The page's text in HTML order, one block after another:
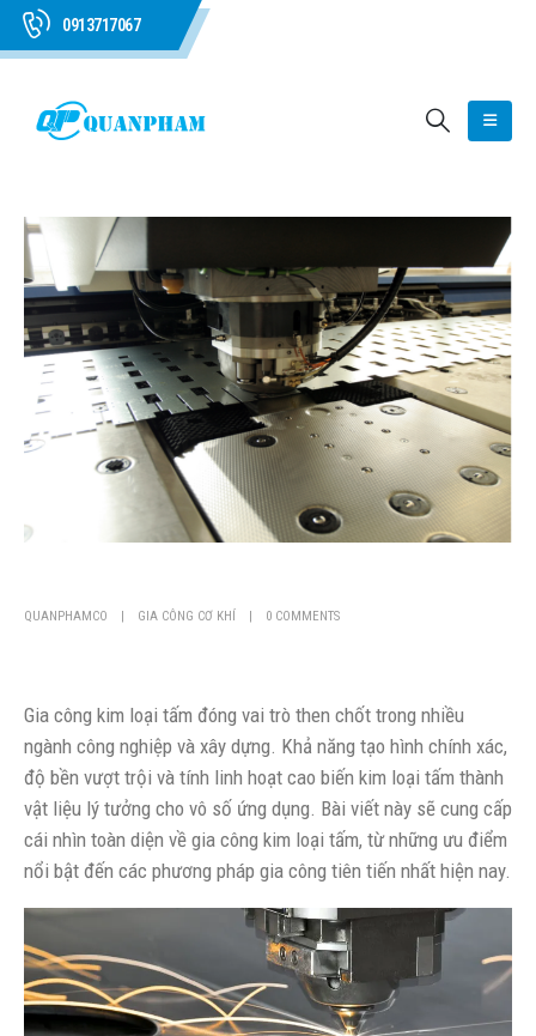
0913717067
QUANPHAMCO GIA CÔNG CƠ KHÍ 0 COMMENTS
Gia công kim loại tấm đóng vai trò then chốt trong nhiều
ngành công nghiệp và xây dựng. Khả năng tạo hình chính xác,
độ bền vượt trội và tính linh hoạt cao biến kim loại tấm thành
vật liệu lý tưởng cho vô số ứng dụng. Bài viết này sẽ cung cấp
cái nhìn toàn diện về gia công kim loại tấm, từ những ưu điểm
nổi bật đến các phương pháp gia công tiên tiến nhất hiện nay.